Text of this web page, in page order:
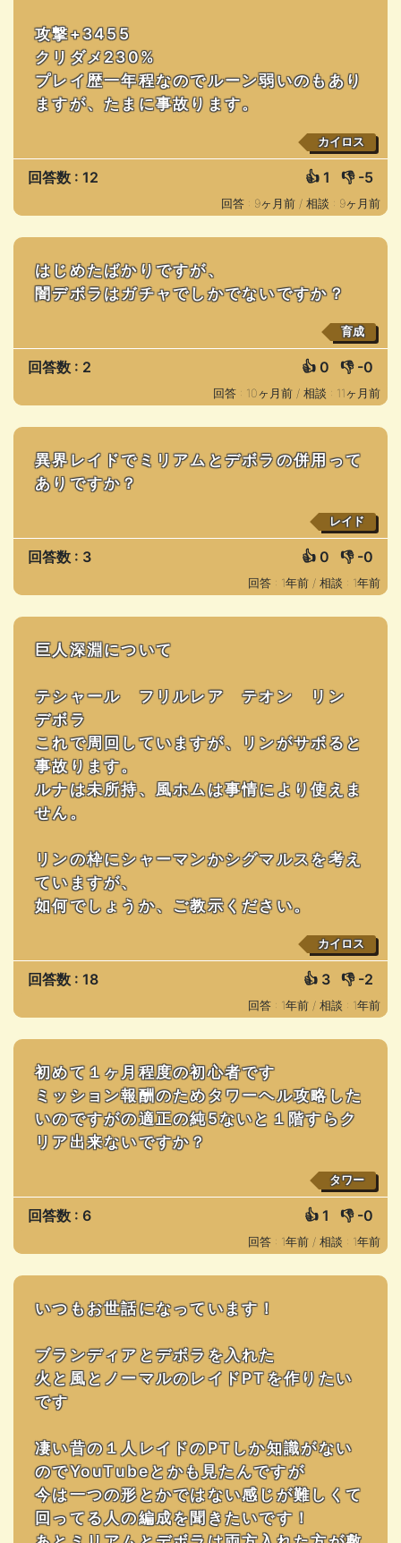
攻撃+3455
クリダメ230%
プレイ歴一年程なのでルーン弱いのもあり
ますが、たまに事故ります。
カイロス
回答数 : 12 👍 1 👎 -5
回答 : 9ヶ月前 / 相談 : 9ヶ月前
はじめたばかりですが、
闇デボラはガチャでしかでないですか？
育成
回答数 : 2 👍 0 👎 -0
回答 : 10ヶ月前 / 相談 : 11ヶ月前
異界レイドでミリアムとデボラの併用って
ありですか？
レイド
回答数 : 3 👍 0 👎 -0
回答 : 1年前 / 相談 : 1年前
巨人深淵について
テシャール フリルレア テオン リン
デボラ
これで周回していますが、リンがサボると
事故ります。
ルナは未所持、風ホムは事情により使えま
せん。
リンの枠にシャーマンかシグマルスを考え
ていますが、
如何でしょうか、ご教示ください。
カイロス
回答数 : 18 👍 3 👎 -2
回答 : 1年前 / 相談 : 1年前
初めて１ヶ月程度の初心者です
ミッション報酬のためタワーヘル攻略した
いのですがの適正の純5ないと１階すらク
リア出来ないですか？
タワー
回答数 : 6 👍 1 👎 -0
回答 : 1年前 / 相談 : 1年前
いつもお世話になっています！
ブランディアとデボラを入れた
火と風とノーマルのレイドPTを作りたい
です
凄い昔の１人レイドのPTしか知識がない
のでYouTubeとかも見たんですが
今は一つの形とかではない感じが難しくて
回ってる人の編成を聞きたいです！